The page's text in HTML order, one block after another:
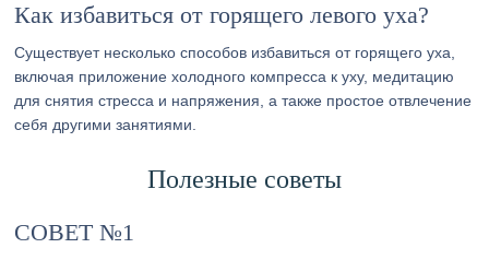
Как избавиться от горящего левого уха?
Существует несколько способов избавиться от горящего уха,
включая приложение холодного компресса к уху, медитацию
для снятия стресса и напряжения, а также простое отвлечение
себя другими занятиями.
Полезные советы
СОВЕТ №1